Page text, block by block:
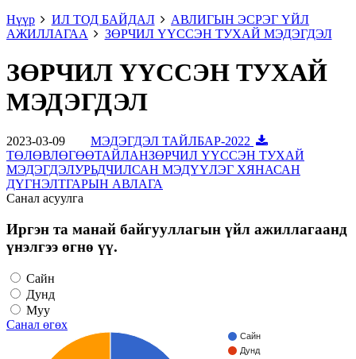
Нүүр
ИЛ ТОД БАЙДАЛ
АВЛИГЫН ЭСРЭГ ҮЙЛ
АЖИЛЛАГАА
ЗӨРЧИЛ ҮҮССЭН ТУХАЙ МЭДЭГДЭЛ
ЗӨРЧИЛ ҮҮССЭН ТУХАЙ
МЭДЭГДЭЛ
2023-03-09
МЭДЭГДЭЛ ТАЙЛБАР-2022
ТӨЛӨВЛӨГӨӨТАЙЛАНЗӨРЧИЛ ҮҮССЭН ТУХАЙ
МЭДЭГДЭЛУРЬДЧИЛСАН МЭДҮҮЛЭГ ХЯНАСАН
ДҮГНЭЛТГАРЫН АВЛАГА
Санал асуулга
Иргэн та манай байгууллагын үйл ажиллагаанд
үнэлгээ өгнө үү.
Сайн
Дунд
Муу
Санал өгөх
Сайн
Дунд